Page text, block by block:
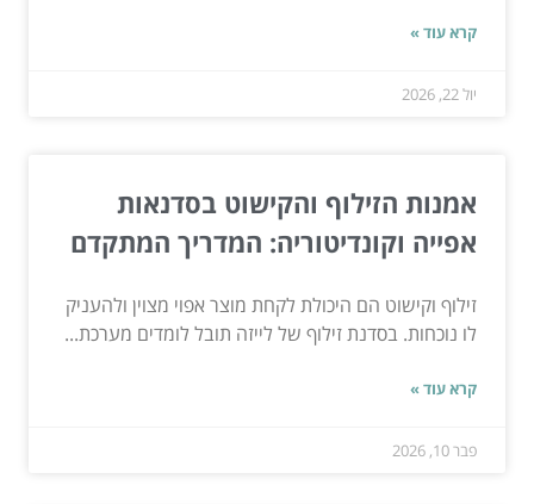
קרא עוד »
יול 22, 2026
אמנות הזילוף והקישוט בסדנאות
אפייה וקונדיטוריה: המדריך המתקדם
זילוף וקישוט הם היכולת לקחת מוצר אפוי מצוין ולהעניק
לו נוכחות. בסדנת זילוף של לייזה תובל לומדים מערכת...
קרא עוד »
פבר 10, 2026